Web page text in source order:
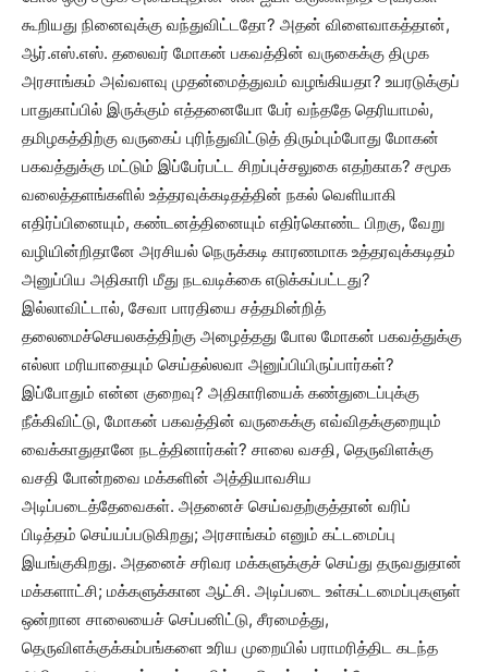
கூறியது நினைவுக்கு வந்துவிட்டதோ? அதன் விளைவாகத்தான்,
ஆர்.எஸ்.எஸ். தலைவர் மோகன் பகவத்தின் வருகைக்கு திமுக
அரசாங்கம் அவ்வளவு முதன்மைத்துவம் வழங்கியதா? உயரடுக்குப்
பாதுகாப்பில் இருக்கும் எத்தனையோ பேர் வந்ததே தெரியாமல்,
தமிழகத்திற்கு வருகைப் புரிந்துவிட்டுத் திரும்பும்போது மோகன்
பகவத்துக்கு மட்டும் இப்பேர்பட்ட சிறப்புச்சலுகை எதற்காக? சமூக
வலைத்தளங்களில் உத்தரவுக்கடிதத்தின் நகல் வெளியாகி
எதிர்ப்பினையும், கண்டனத்தினையும் எதிர்கொண்ட பிறகு, வேறு
வழியின்றிதானே அரசியல் நெருக்கடி காரணமாக உத்தரவுக்கடிதம்
அனுப்பிய அதிகாரி மீது நடவடிக்கை எடுக்கப்பட்டது?
இல்லாவிட்டால், சேவா பாரதியை சத்தமின்றித்
தலைமைச்செயலகத்திற்கு அழைத்தது போல மோகன் பகவத்துக்கு
எல்லா மரியாதையும் செய்தல்லவா அனுப்பியிருப்பார்கள்?
இப்போதும் என்ன குறைவு? அதிகாரியைக் கண்துடைப்புக்கு
நீக்கிவிட்டு, மோகன் பகவத்தின் வருகைக்கு எவ்விதக்குறையும்
வைக்காதுதானே நடத்தினார்கள்? சாலை வசதி, தெருவிளக்கு
வசதி போன்றவை மக்களின் அத்தியாவசிய
அடிப்படைத்தேவைகள். அதனைச் செய்வதற்குத்தான் வரிப்
பிடித்தம் செய்யப்படுகிறது; அரசாங்கம் எனும் கட்டமைப்பு
இயங்குகிறது. அதனைச் சரிவர மக்களுக்குச் செய்து தருவதுதான்
மக்களாட்சி; மக்களுக்கான ஆட்சி. அடிப்படை உள்கட்டமைப்புகளுள்
ஒன்றான சாலையைச் செப்பனிட்டு, சீரமைத்து,
தெருவிளக்குக்கம்பங்களை உரிய முறையில் பராமரித்திட கடந்த